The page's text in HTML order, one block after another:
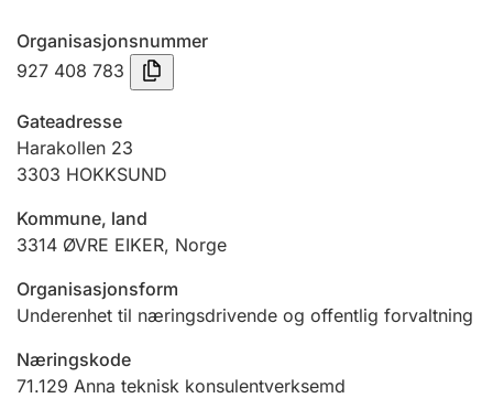
Tinglysing
Jeger
Betaling og jegeravgiftskort
Ektepaktrettleiaren
Andre tema
Organisasjonsnummer
927 408 783
Gateadresse
Harakollen 23
3303 HOKKSUND
Kommune, land
3314 ØVRE EIKER, Norge
Organisasjonsform
Underenhet til næringsdrivende og offentlig forvaltning
Næringskode
71.129 Anna teknisk konsulentverksemd